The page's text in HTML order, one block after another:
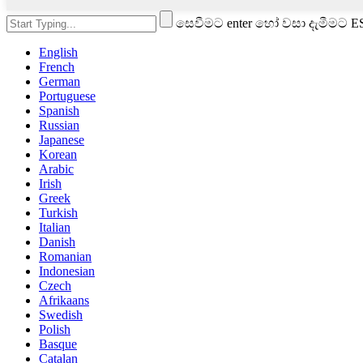
සෙවීමට enter හෝ වසා දැමීමට
English
French
German
Portuguese
Spanish
Russian
Japanese
Korean
Arabic
Irish
Greek
Turkish
Italian
Danish
Romanian
Indonesian
Czech
Afrikaans
Swedish
Polish
Basque
Catalan